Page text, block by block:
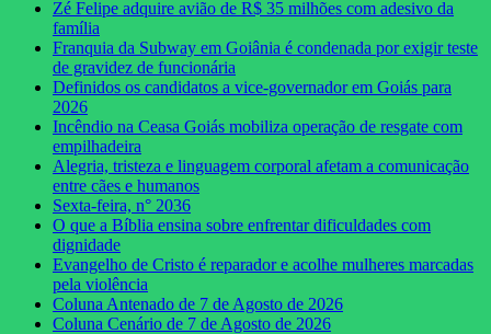
Zé Felipe adquire avião de R$ 35 milhões com adesivo da
família
Franquia da Subway em Goiânia é condenada por exigir teste
de gravidez de funcionária
Definidos os candidatos a vice-governador em Goiás para
2026
Incêndio na Ceasa Goiás mobiliza operação de resgate com
empilhadeira
Alegria, tristeza e linguagem corporal afetam a comunicação
entre cães e humanos
Sexta-feira, n° 2036
O que a Bíblia ensina sobre enfrentar dificuldades com
dignidade
Evangelho de Cristo é reparador e acolhe mulheres marcadas
pela violência
Coluna Antenado de 7 de Agosto de 2026
Coluna Cenário de 7 de Agosto de 2026